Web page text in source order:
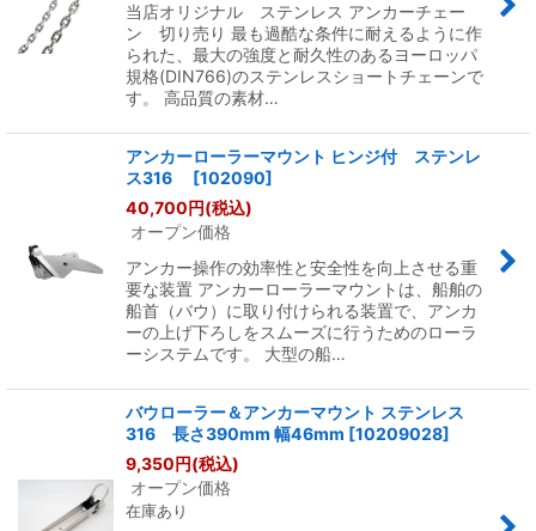
当店オリジナル ステンレス アンカーチェー
ン 切り売り 最も過酷な条件に耐えるように作
られた、最大の強度と耐久性のあるヨーロッパ
規格(DIN766)のステンレスショートチェーンで
す。 高品質の素材…
アンカーローラーマウント ヒンジ付 ステンレ
ス316
[102090]
40,700円(税込)
オープン価格
アンカー操作の効率性と安全性を向上させる重
要な装置 アンカーローラーマウントは、船舶の
船首（バウ）に取り付けられる装置で、アンカ
ーの上げ下ろしをスムーズに行うためのローラ
ーシステムです。 大型の船…
バウローラー＆アンカーマウント ステンレス
316 長さ390mm 幅46mm [10209028]
9,350円(税込)
オープン価格
在庫あり